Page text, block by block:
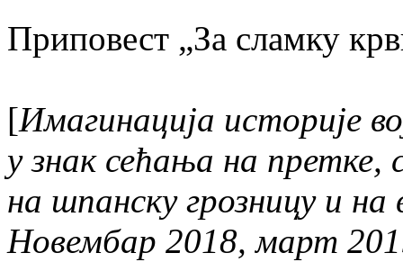
Приповест „За сламку
[Имагинација историје
у знак сећања на
на шпанску грозницу и на
Новембар 2018, март